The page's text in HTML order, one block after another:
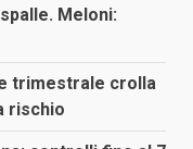
Meloni:
trimestrale crolla
rischio